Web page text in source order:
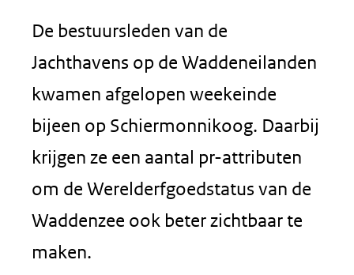
De bestuursleden van de
Jachthavens op de Waddeneilanden
kwamen afgelopen weekeinde
bijeen op Schiermonnikoog. Daarbij
krijgen ze een aantal pr-attributen
om de Werelderfgoedstatus van de
Waddenzee ook beter zichtbaar te
maken.